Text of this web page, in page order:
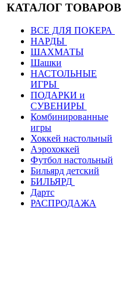
КАТАЛОГ ТОВАРОВ
ВСЕ ДЛЯ ПОКЕРА
НАРДЫ
ШАХМАТЫ
Шашки
НАСТОЛЬНЫЕ
ИГРЫ
ПОДАРКИ и
СУВЕНИРЫ
Комбинированные
игры
Хоккей настольный
Аэрохоккей
Футбол настольный
Бильярд детский
БИЛЬЯРД
Дартс
РАСПРОДАЖА